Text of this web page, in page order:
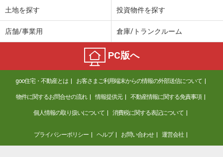
土地を探す 投資物件を探す
店舗/事業用 倉庫/トランクルーム
PC版へ
goo住宅・不動産とは お客さまご利用端末からの情報の外部送信について
物件に関するお問合せの流れ 情報提供元 不動産情報に関する免責事項
個人情報の取り扱いについて 消費税に関する表記について
プライバシーポリシー ヘルプ お問い合わせ 運営会社